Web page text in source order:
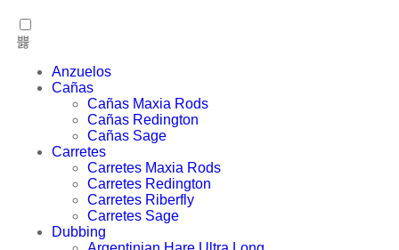
Anzuelos
Cañas
Cañas Maxia Rods
Cañas Redington
Cañas Sage
Carretes
Carretes Maxia Rods
Carretes Redington
Carretes Riberfly
Carretes Sage
Dubbing